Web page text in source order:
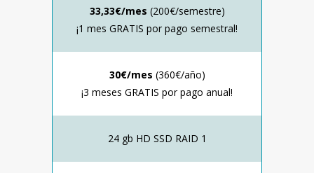
33,33€/mes (200€/semestre)
¡1 mes GRATIS por pago semestral!
30€/mes (360€/año)
¡3 meses GRATIS por pago anual!
24 gb HD SSD RAID 1